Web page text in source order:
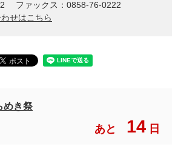
ファックス：0858-76-0222
せはこちら
めき祭
あと 14 日